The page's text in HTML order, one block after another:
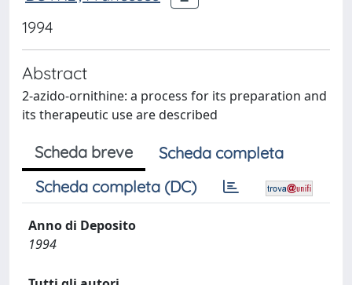
1994
Abstract
2-azido-ornithine: a process for its preparation and
its therapeutic use are described
Scheda breve
Scheda completa
Scheda completa (DC)
Anno di Deposito
1994